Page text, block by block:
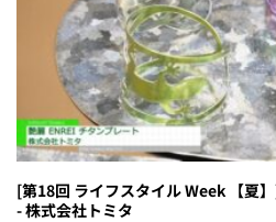
[第18回 ライフスタイル Week 【夏
- 株式会社トミタ